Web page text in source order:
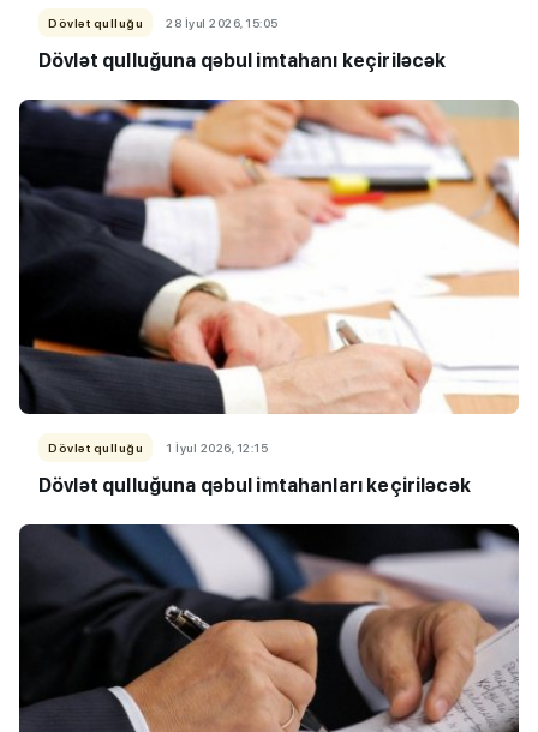
Dövlət qulluğu 28 İyul 2026, 15:05
Dövlət qulluğuna qəbul imtahanı keçiriləcək
Dövlət qulluğu 1 İyul 2026, 12:15
Dövlət qulluğuna qəbul imtahanları keçiriləcək